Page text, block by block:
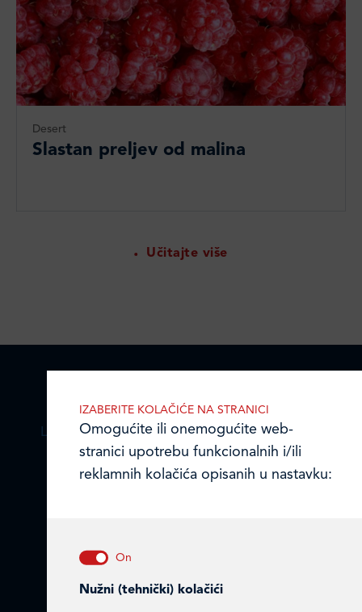
Desert
Slastan preljev od malina
Učitajte više
LEDO PLUS D.O.O.
Ulica Julija Knifera 10,
Email:ledo@ledo.hr
Matični broj (MB): 4938763
IZABERITE KOLAČIĆE NA STRANICI
Omogućite ili onemogućite web-
stranici upotrebu funkcionalnih i/ili
reklamnih kolačića opisanih u nastavku:
Nužni (tehnički) kolačići